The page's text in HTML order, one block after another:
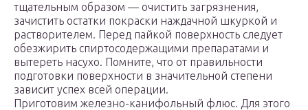
тщательным образом — очистить загрязнения,
зачистить остатки покраски наждачной шкуркой и
растворителем. Перед пайкой поверхность следует
обезжирить спиртосодержащими препаратами и
вытереть насухо. Помните, что от правильности
подготовки поверхности в значительной степени
зависит успех всей операции.
Приготовим железно-канифольный флюс. Для этого